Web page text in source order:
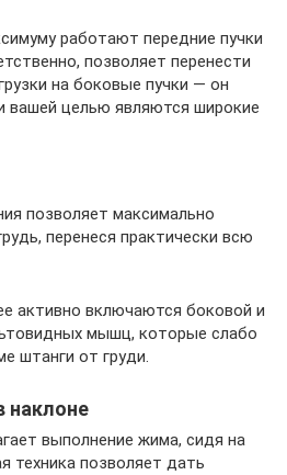
работают передние пучки
позволяет перенести
на боковые пучки — он
вашей целью являются широкие
позволяет максимально
перенеся практически всю
активно включаются боковой и
мышц, которые слабо
штанги от груди.
наклоне
выполнение жима, сидя на
техника позволяет дать